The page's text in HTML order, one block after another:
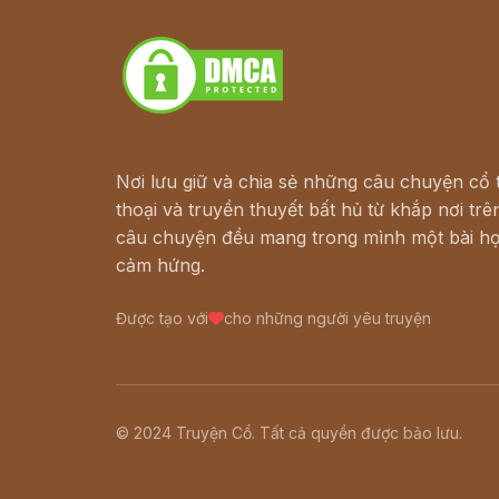
Nơi lưu giữ và chia sẻ những câu chuyện cổ
thoại và truyền thuyết bất hủ từ khắp nơi
câu chuyện đều mang trong mình một bài
cảm hứng.
Được tạo với cho những người yêu truyện
© 2024 Truyện Cổ. Tất cả quyền được bảo lưu.